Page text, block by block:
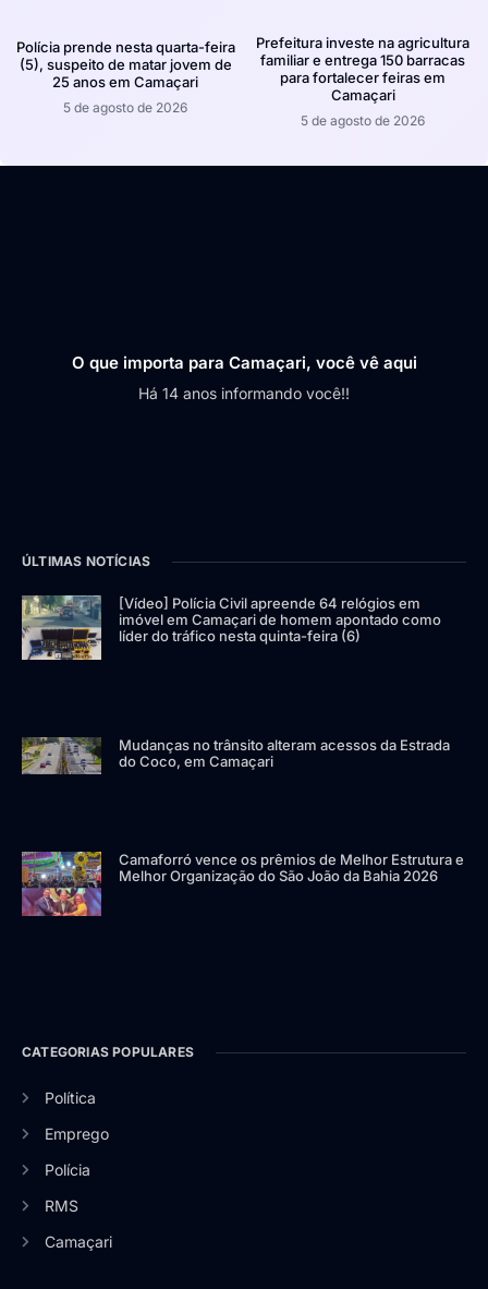
Polícia prende nesta quarta-feira
(5), suspeito de matar jovem de
25 anos em Camaçari
5 de agosto de 2026
Prefeitura investe na agricultura
familiar e entrega 150 barracas
para fortalecer feiras em
Camaçari
5 de agosto de 2026
O que importa para Camaçari, você vê aqui
Há 14 anos informando você!!
ÚLTIMAS NOTÍCIAS
[Vídeo] Polícia Civil apreende 64 relógios em
imóvel em Camaçari de homem apontado como
líder do tráfico nesta quinta-feira (6)
Mudanças no trânsito alteram acessos da Estrada
do Coco, em Camaçari
Camaforró vence os prêmios de Melhor Estrutura e
Melhor Organização do São João da Bahia 2026
CATEGORIAS POPULARES
Política
Emprego
Polícia
RMS
Camaçari